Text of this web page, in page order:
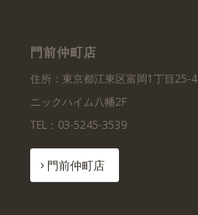
門前仲町店
住所：東京都江東区富岡1丁目25-4
ニックハイム八幡2F
TEL：03-5245-3539
門前仲町店